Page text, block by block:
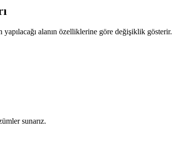
yapılacağı alanın özelliklerine göre değişiklik
sunarız.